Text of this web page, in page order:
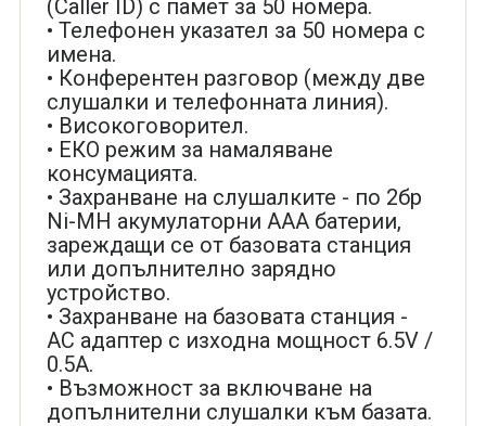
(Caller ID) с памет за 50 номера.
• Телефонен указател за 50 номера с
имена.
• Конферентен разговор (между две
слушалки и телефонната линия).
• Високоговорител.
• ЕКО режим за намаляване
консумацията.
• Захранване на слушалките - по 2бр
Ni-MH акумулаторни ААА батерии,
зареждащи се от базовата станция
или допълнително зарядно
устройство.
• Захранване на базовата станция -
АС адаптер с изходна мощност 6.5V /
0.5A.
• Възможност за включване на
допълнителни слушалки към базата.